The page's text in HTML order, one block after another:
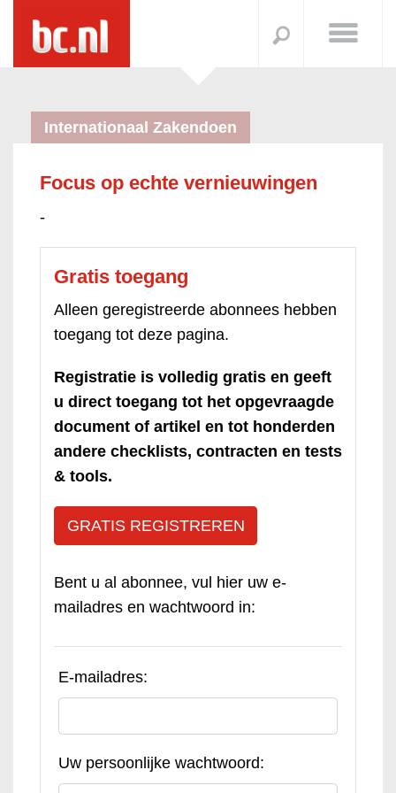
Internationaal Zakendoen
Focus op echte vernieuwingen
-
Gratis toegang
Alleen geregistreerde abonnees hebben
toegang tot deze pagina.
Registratie is volledig gratis en geeft
u direct toegang tot het opgevraagde
document of artikel en tot honderden
andere checklists, contracten en tests
& tools.
GRATIS REGISTREREN
Bent u al abonnee, vul hier uw e-
mailadres en wachtwoord in:
E-mailadres:
Uw persoonlijke wachtwoord: